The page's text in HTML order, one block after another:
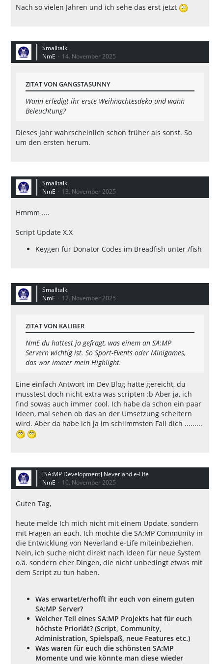
Nach so vielen Jahren und ich sehe das erst jetzt
Smalltalk
NmE
14. November 2025
ZITAT VON GANGSTASUNNY
Wann erledigt ihr erste Weihnachtesdeko und wann
Beleuchtung?
Dieses Jahr wahrscheinlich schon früher als sonst. So
um den ersten herum.
Smalltalk
NmE
13. November 2025
Hmmm ....
Script Update X.X
Keygen für Donator Codes im Breadfish unter /fish
Smalltalk
NmE
12. November 2025
ZITAT VON KALIBER
NmE du hattest ja gefragt, was einem an SA:MP
Servern wichtig ist. So Sport-Events oder Minigames,
das war immer mein Highlight.
Eine einfach Antwort im Dev Blog hätte gereicht, du
musstest doch nicht extra was scripten :b Aber ja, ich
find sowas auch immer cool. Ich habe da schon ein paar
Ideen, mal sehen ob das an der Umsetzung scheitern
wird. Aber da habe ich ja im schlimmsten Fall dich .........
[SA:MP Development] Neverland e-Life
NmE
10. November 2025
Guten Tag,
heute melde Ich mich nicht mit einem Update, sondern
mit Fragen an euch. Ich möchte die SA:MP Community in
die Entwicklung von Neverland e-Life miteinbeziehen.
Nein, ich suche nicht direkt nach Ideen für neue System
o.ä. sondern eher Dingen, die nicht unbedingt etwas mit
dem Script zu tun haben.
Was erwartet/erhofft ihr euch von einem guten
SA:MP Server?
Welcher Teil eines SA:MP Projekts hat für euch
höchste Prioriät? (Script, Community,
Administration, Spielspaß, neue Features etc.)
Was waren für euch die schönsten SA:MP
Momente und wie könnte man diese wieder